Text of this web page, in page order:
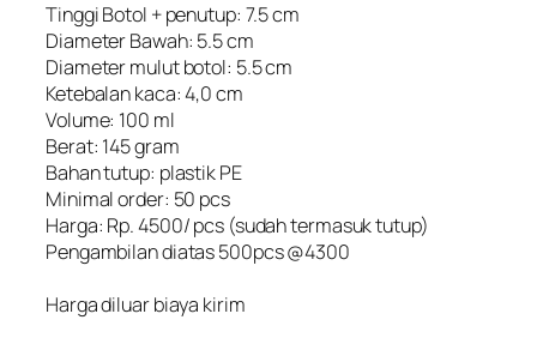
Tinggi Botol + penutup: 7.5 cm
Diameter Bawah: 5.5 cm
Diameter mulut botol: 5.5 cm
Ketebalan kaca: 4,0 cm
Volume: 100 ml
Berat: 145 gram
Bahan tutup: plastik PE
Minimal order: 50 pcs
Harga: Rp. 4500/ pcs (sudah termasuk tutup)
Pengambilan diatas 500pcs @4300
Harga diluar biaya kirim